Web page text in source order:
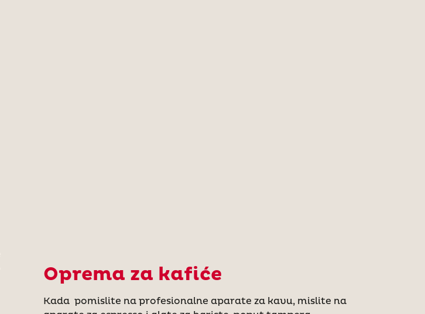
Oprema za kafiće
Kada pomislite na profesionalne aparate za kavu, mislite na